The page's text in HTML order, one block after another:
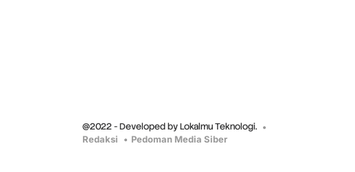
@2022 - Developed by Lokalmu Teknologi.
Redaksi Pedoman Media Siber